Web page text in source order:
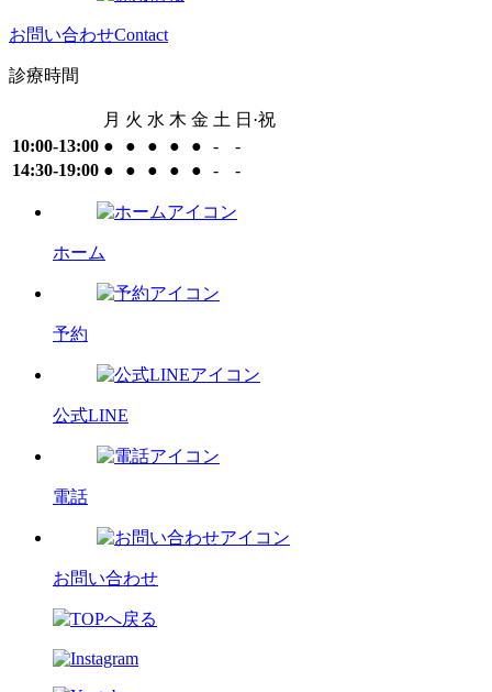
お問い合わせContact
診療時間
月 火 水 木 金 土 日·祝
10:00-13:00 ● ● ● ● ● -
-
14:30-19:00 ● ● ● ● ● - -
ホーム
予約
公式LINE
電話
お問い合わせ